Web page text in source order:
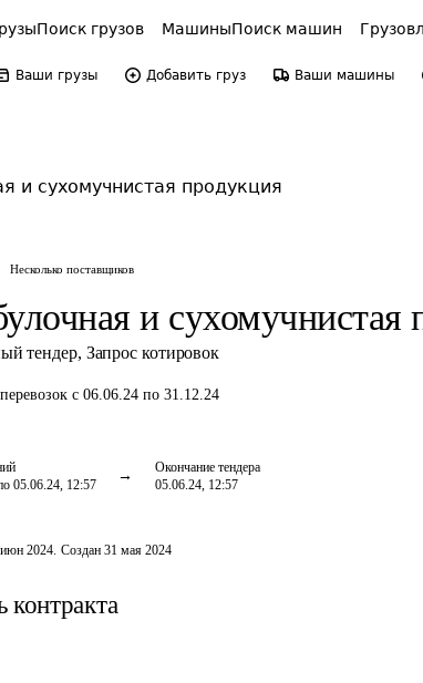
Поиск грузов МашиныПоиск машин
Ваши грузы Добавить груз Ваши машины
и сухомучнистая продукция
Несколько поставщиков
и сухомучнистая
тендер, Запрос котировок
с 06.06.24 по 31.12.24
05.06.24, 12:57
Окончание тендера
05.06.24, 12:57
2024. Создан 31 мая 2024
контракта